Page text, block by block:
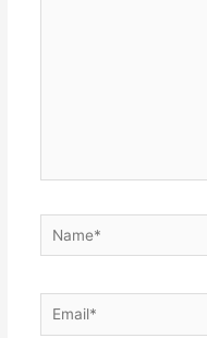
Name*
Email*